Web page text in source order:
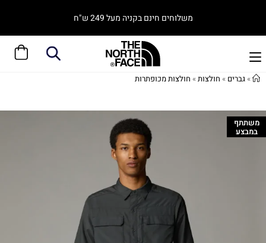
משלוחים חינם בקניה מעל 249 ש"ח
»גברים » חולצות» חולצות מכופתרות
משתתף
במבצע